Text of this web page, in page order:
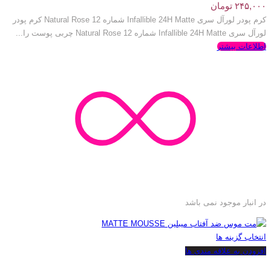
۲۴۵,۰۰۰ تومان
کرم پودر لورآل سری Infallible 24H Matte شماره 12 Natural Rose کرم پودر
لورآل سری Infallible 24H Matte شماره 12 Natural Rose چربی پوست را...
اطلاعات بیشتر
در انبار موجود نمی باشد
انتخاب گزینه ها
افزودن به علاقه مندی ها